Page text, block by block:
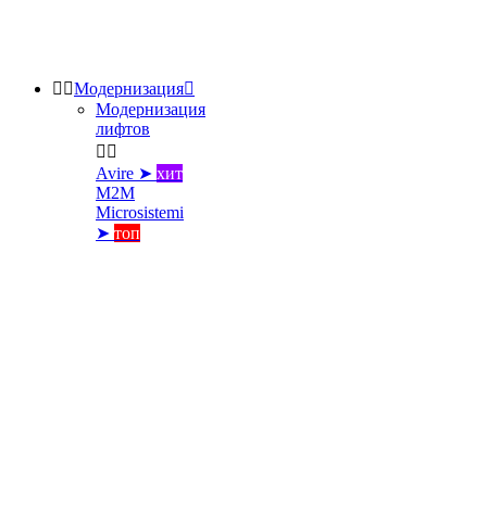
 Модернизация
Модернизация
лифтов
 
Avire ➤ хит
M2M
Microsistemi
➤ топ